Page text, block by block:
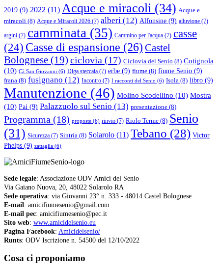
2019 (9) 2022 (11) Acque e miracoli (34) Acque e
miracoli (8) Acque e Miracoli 2026 (7) alberi (12) Alfonsine (9) alluvione (7)
argini (7) camminata (35) Cammino per l'acqua (7) casse
(24) Casse di espansione (26) Castel
Bolognese (19) ciclovia (17) Ciclovia del Senio (8) Cotignola
(10) Cà San Giovanni (6) Diga steccaia (7) erbe (9) fiume (8) fiume Senio (9)
frana (8) fusignano (12) Incontro (7) I racconti del Senio (6) Isola (8) libro (9)
Manutenzione (46) Molino Scodellino (10) Mostra
(10) Pai (9) Palazzuolo sul Senio (13) presentazione (8)
Programma (18) proposte (6) rinvio (7) Riolo Terme (8) Senio
(31) Sicurezza (7) Sintria (8) Solarolo (11) Tebano (28) Victor
Phelps (9) zattaglia (6)
Sede legale: Associazione ODV Amici del Senio
Via Gaiano Nuova, 20, 48022 Solarolo RA
Sede operativa: via Giovanni 23° n. 333 - 48014 Castel Bolognese
E-mail : amicifiumesenio@gmail.com
E-mail pec: amicifiumesenio@pec.it
Sito web: www.amicidelsenio.eu
Pagina Facebook: Amicidelsenio/
Runts: ODV Iscrizione n. 54500 del 12/10/2022
Cosa ci proponiamo